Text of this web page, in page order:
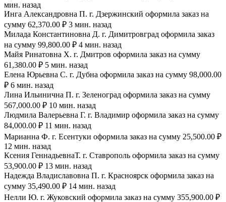
мин. назад
Инга Александровна П. г. Дзержинский оформила заказ на
сумму 62,370.00 ₽ 3 мин. назад
Милада Константиновна Д. г. Димитровград оформила заказ
на сумму 99,800.00 ₽ 4 мин. назад
Майя Ринатовна Х. г. Дмитров оформила заказ на сумму
61,380.00 ₽ 5 мин. назад
Елена Юрьевна С. г. Дубна оформила заказ на сумму 98,000.00
₽ 6 мин. назад
Лина Ильинична П. г. Зеленоград оформила заказ на сумму
567,000.00 ₽ 10 мин. назад
Людмила Валерьевна Г. г. Владимир оформила заказ на сумму
84,000.00 ₽ 11 мин. назад
Марианна Ф. г. Есентуки оформила заказ на сумму 25,500.00 ₽
12 мин. назад
Ксения ГеннадьевнаТ. г. Ставрополь оформила заказ на сумму
53,900.00 ₽ 13 мин. назад
Надежда Владиславовна П. г. Красноярск оформила заказ на
сумму 35,490.00 ₽ 14 мин. назад
Нелли Ю. г. Жуковский оформила заказ на сумму 355,900.00 ₽